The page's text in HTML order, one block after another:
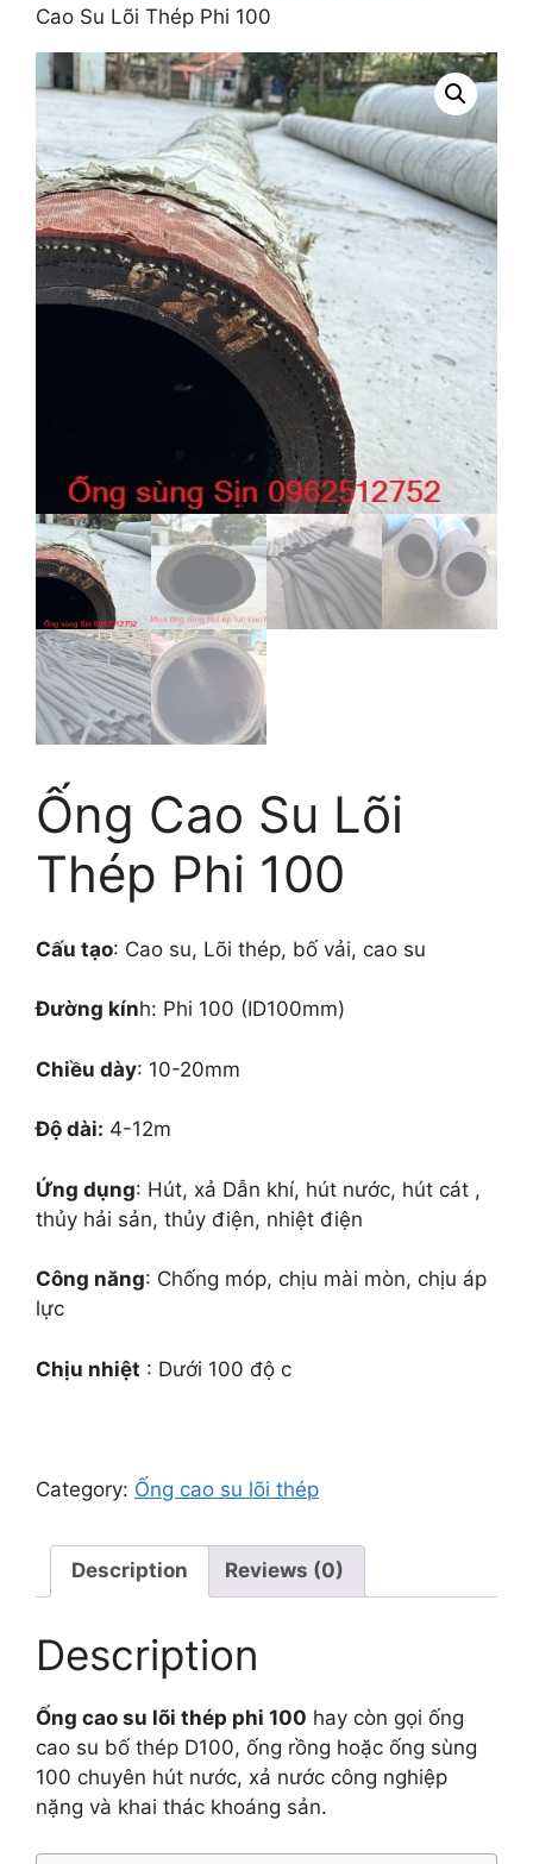
Cao Su Lõi Thép Phi 100
Ống Cao Su Lõi
Thép Phi 100
Cấu tạo: Cao su, Lõi thép, bố vải, cao su
Đường kính: Phi 100 (ID100mm)
Chiều dày: 10-20mm
Độ dài: 4-12m
Ứng dụng: Hút, xả Dẫn khí, hút nước, hút cát ,
thủy hải sản, thủy điện, nhiệt điện
Công năng: Chống móp, chịu mài mòn, chịu áp
lực
Chịu nhiệt : Dưới 100 độ c
Category: Ống cao su lõi thép
Description Reviews (0)
Description
Ống cao su lõi thép phi 100 hay còn gọi ống
cao su bố thép D100, ống rồng hoặc ống sùng
100 chuyên hút nước, xả nước công nghiệp
nặng và khai thác khoáng sản.